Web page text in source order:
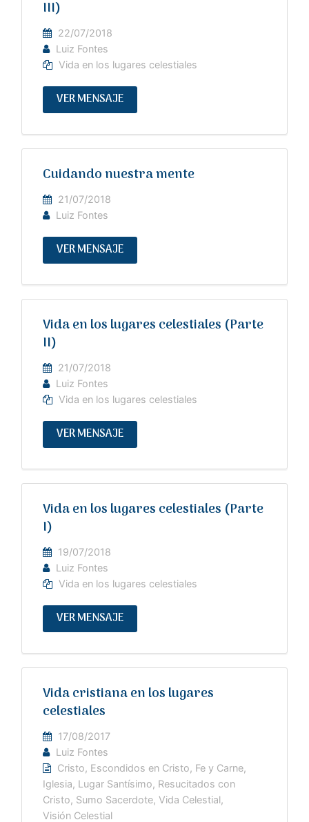
III)
22/07/2018
Luiz Fontes
Vida en los lugares celestiales
VER MENSAJE
Cuidando nuestra mente
21/07/2018
Luiz Fontes
VER MENSAJE
Vida en los lugares celestiales (Parte
II)
21/07/2018
Luiz Fontes
Vida en los lugares celestiales
VER MENSAJE
Vida en los lugares celestiales (Parte
I)
19/07/2018
Luiz Fontes
Vida en los lugares celestiales
VER MENSAJE
Vida cristiana en los lugares
celestiales
17/08/2017
Luiz Fontes
Cristo, Escondidos en Cristo, Fe y Carne,
Iglesia, Lugar Santísimo, Resucitados con
Cristo, Sumo Sacerdote,Vida Celestial,
Visión Celestial